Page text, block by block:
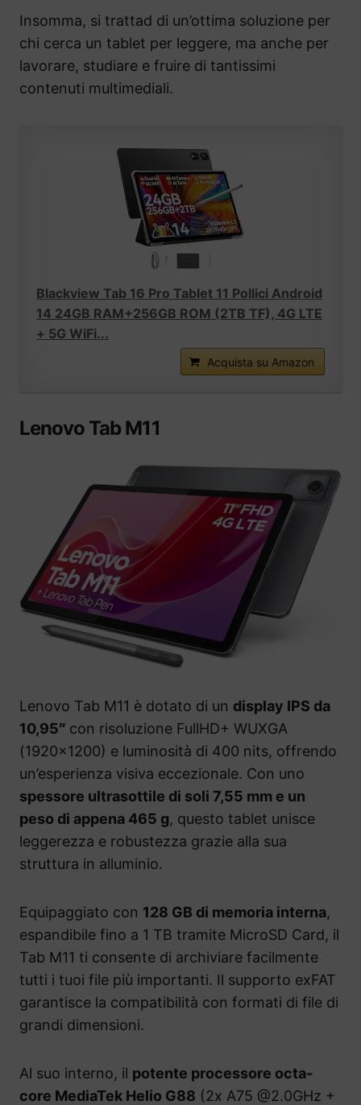
Insomma, si trattad di un’ottima soluzione per
chi cerca un tablet per leggere, ma anche per
lavorare, studiare e fruire di tantissimi
contenuti multimediali.
Blackview Tab 16 Pro Tablet 11 Pollici Android
14 24GB RAM+256GB ROM (2TB TF), 4G LTE
+ 5G WiFi...
Acquista su Amazon
Lenovo Tab M11
Lenovo Tab M11 è dotato di un display IPS da
10,95″ con risoluzione FullHD+ WUXGA
(1920×1200) e luminosità di 400 nits, offrendo
un’esperienza visiva eccezionale. Con uno
spessore ultrasottile di soli 7,55 mm e un
peso di appena 465 g, questo tablet unisce
leggerezza e robustezza grazie alla sua
struttura in alluminio.
Equipaggiato con 128 GB di memoria interna,
espandibile fino a 1 TB tramite MicroSD Card, il
Tab M11 ti consente di archiviare facilmente
tutti i tuoi file più importanti. Il supporto exFAT
garantisce la compatibilità con formati di file di
grandi dimensioni.
Al suo interno, il potente processore octa-
core MediaTek Helio G88 (2x A75 @2.0GHz +